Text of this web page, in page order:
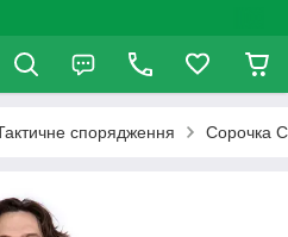
спорядження Сорочка